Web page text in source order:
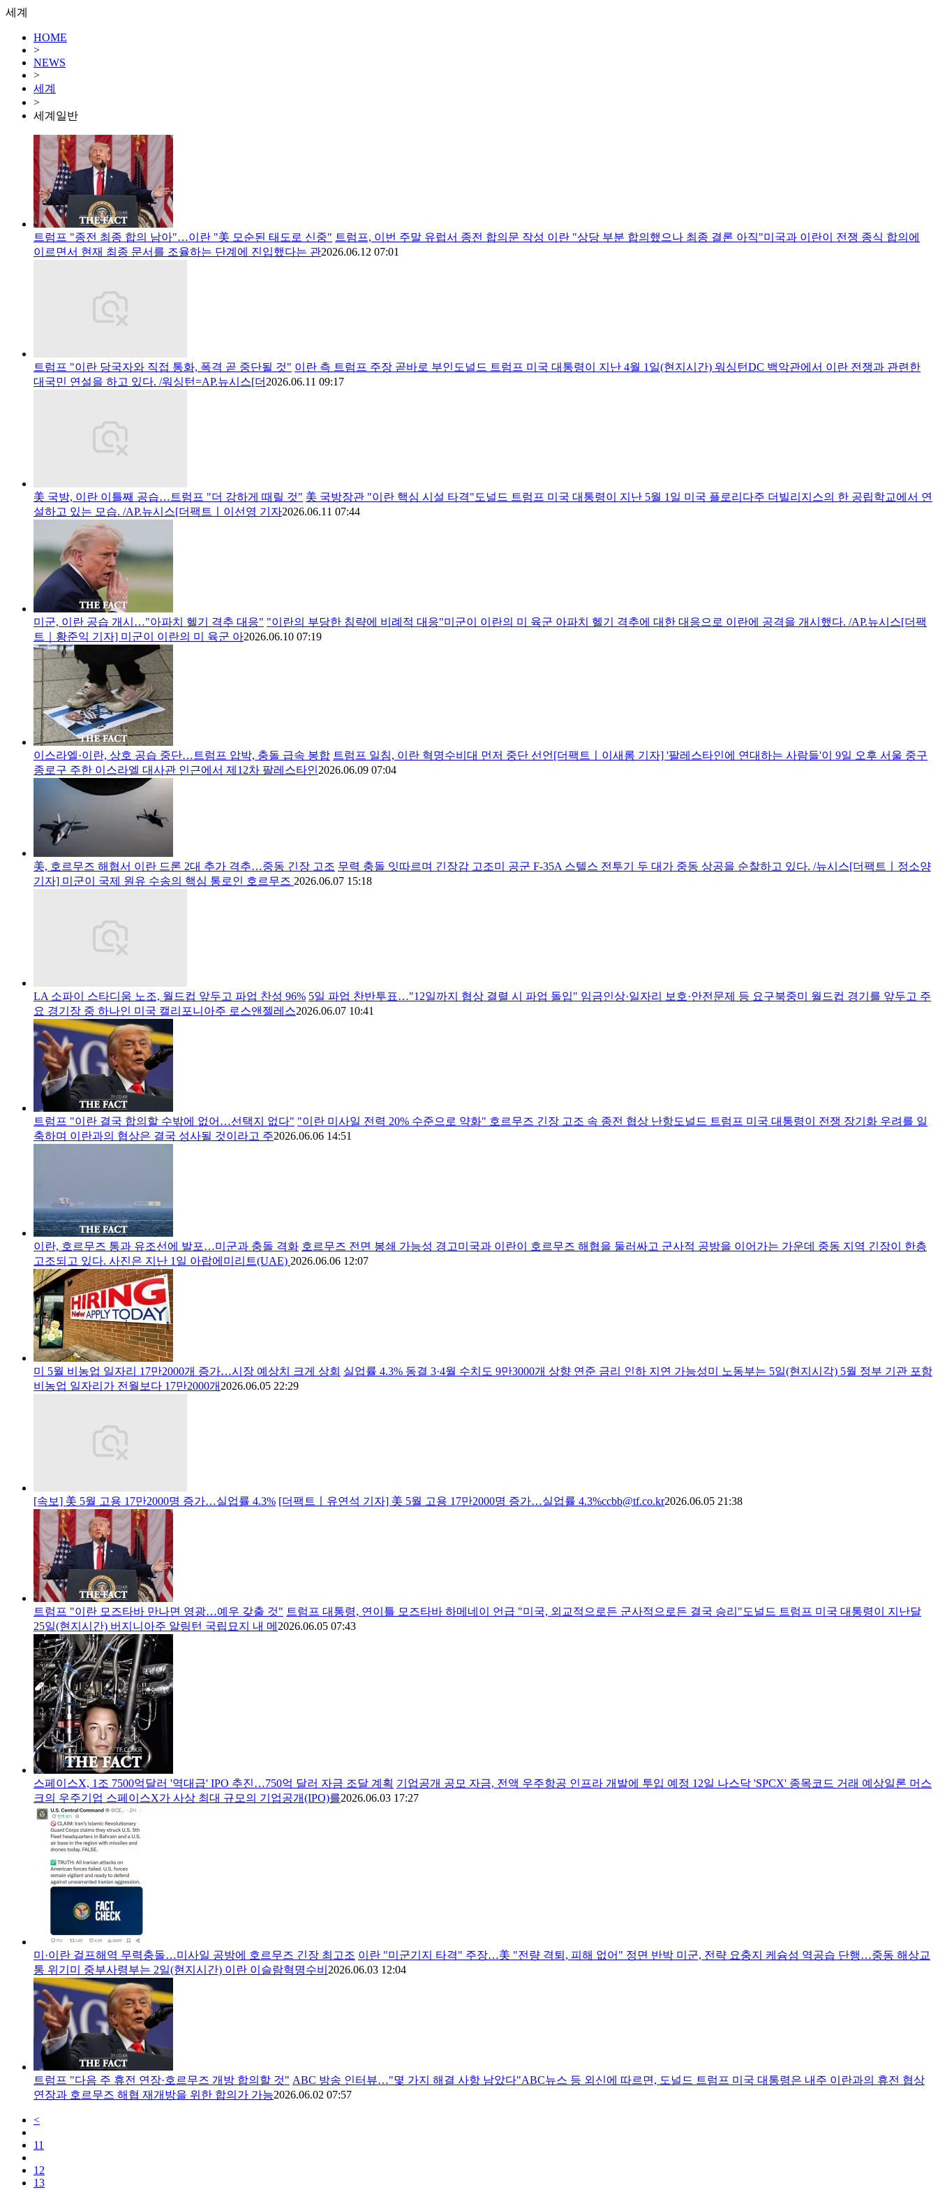
세계
HOME
>
NEWS
>
세계
>
세계일반
트럼프 "종전 최종 합의 남아"…이란 "美 모순된 태도로 신중" 트럼프, 이번 주말 유럽서 종전 합의문 작성 이란 "상당 부분 합의했으나 최종 결론 아직"미국과 이란이 전쟁 종식 합의에
이르면서 현재 최종 문서를 조율하는 단계에 진입했다는 관2026.06.12 07:01
트럼프 "이란 당국자와 직접 통화, 폭격 곧 중단될 것" 이란 측 트럼프 주장 곧바로 부인도널드 트럼프 미국 대통령이 지난 4월 1일(현지시간) 워싱턴DC 백악관에서 이란 전쟁과 관련한
대국민 연설을 하고 있다. /워싱턴=AP.뉴시스[더 2026.06.11 09:17
美 국방, 이란 이틀째 공습…트럼프 "더 강하게 때릴 것" 美 국방장관 "이란 핵심 시설 타격"도널드 트럼프 미국 대통령이 지난 5월 1일 미국 플로리다주 더빌리지스의 한 공립학교에서 연
설하고 있는 모습. /AP.뉴시스[더팩트ㅣ이선영 기자2026.06.11 07:44
미군, 이란 공습 개시…"아파치 헬기 격추 대응" "이란의 부당한 침략에 비례적 대응"미군이 이란의 미 육군 아파치 헬기 격추에 대한 대응으로 이란에 공격을 개시했다. /AP.뉴시스[더팩
트｜황준익 기자] 미군이 이란의 미 육군 아2026.06.10 07:19
이스라엘·이란, 상호 공습 중단…트럼프 압박, 충돌 급속 봉합 트럼프 일침, 이란 혁명수비대 먼저 중단 선언[더팩트ㅣ이새롬 기자] '팔레스타인에 연대하는 사람들'이 9일 오후 서울 중구
종로구 주한 이스라엘 대사관 인근에서 제12차 팔레스타인2026.06.09 07:04
美, 호르무즈 해협서 이란 드론 2대 추가 격추…중동 긴장 고조 무력 충돌 잇따르며 긴장감 고조미 공군 F-35A 스텔스 전투기 두 대가 중동 상공을 순찰하고 있다. /뉴시스[더팩트ㅣ정소양
기자] 미군이 국제 원유 수송의 핵심 통로인 호르무즈 2026.06.07 15:18
LA 소파이 스타디움 노조, 월드컵 앞두고 파업 찬성 96% 5일 파업 찬반투표…"12일까지 협상 결렬 시 파업 돌입" 임금인상·일자리 보호·안전문제 등 요구북중미 월드컵 경기를 앞두고 주
요 경기장 중 하나인 미국 캘리포니아주 로스앤젤레스2026.06.07 10:41
트럼프 "이란 결국 합의할 수밖에 없어…선택지 없다" "이란 미사일 전력 20% 수준으로 약화" 호르무즈 긴장 고조 속 종전 협상 난항도널드 트럼프 미국 대통령이 전쟁 장기화 우려를 일
축하며 이란과의 협상은 결국 성사될 것이라고 주2026.06.06 14:51
이란, 호르무즈 통과 유조선에 발포…미군과 충돌 격화 호르무즈 전면 봉쇄 가능성 경고미국과 이란이 호르무즈 해협을 둘러싸고 군사적 공방을 이어가는 가운데 중동 지역 긴장이 한층
고조되고 있다. 사진은 지난 1일 아랍에미리트(UAE) 2026.06.06 12:07
미 5월 비농업 일자리 17만2000개 증가…시장 예상치 크게 상회 실업률 4.3% 동결 3·4월 수치도 9만3000개 상향 연준 금리 인하 지연 가능성미 노동부는 5일(현지시각) 5월 정부 기관 포함
비농업 일자리가 전월보다 17만2000개 2026.06.05 22:29
[속보] 美 5월 고용 17만2000명 증가…실업률 4.3% [더팩트ㅣ유연석 기자] 美 5월 고용 17만2000명 증가…실업률 4.3%ccbb@tf.co.kr2026.06.05 21:38
트럼프 "이란 모즈타바 만나면 영광…예우 갖출 것" 트럼프 대통령, 연이틀 모즈타바 하메네이 언급 "미국, 외교적으로든 군사적으로든 결국 승리"도널드 트럼프 미국 대통령이 지난달
25일(현지시간) 버지니아주 알링턴 국립묘지 내 메 2026.06.05 07:43
스페이스X, 1조 7500억달러 '역대급' IPO 추진…750억 달러 자금 조달 계획 기업공개 공모 자금, 전액 우주항공 인프라 개발에 투입 예정 12일 나스닥 'SPCX' 종목코드 거래 예상일론 머스
크의 우주기업 스페이스X가 사상 최대 규모의 기업공개(IPO)를2026.06.03 17:27
미·이란 걸프해역 무력충돌…미사일 공방에 호르무즈 긴장 최고조 이란 "미군기지 타격" 주장…美 "전량 격퇴, 피해 없어" 정면 반박 미군, 전략 요충지 케슘섬 역공습 단행…중동 해상교
통 위기미 중부사령부는 2일(현지시간) 이란 이슬람혁명수비 2026.06.03 12:04
트럼프 "다음 주 휴전 연장·호르무즈 개방 합의할 것" ABC 방송 인터뷰…"몇 가지 해결 사항 남았다"ABC뉴스 등 외신에 따르면, 도널드 트럼프 미국 대통령은 내주 이란과의 휴전 협상
연장과 호르무즈 해협 재개방을 위한 합의가 가능2026.06.02 07:57
<
11
12
13